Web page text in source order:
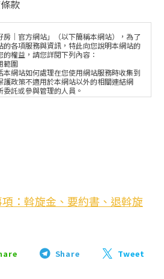
款
房｜官方網站」（以下簡稱本網站），為了
的各項服務與資訊，特此向您說明本網站的
權益，請您詳閱下列內容：
範圍
本網站如何處理在您使用網站服務時收集到
護政策不適用於本網站以外的相關連結網
託或參與管理的人員。
及利用方式
站所提供之功能服務時，我們將視該服
面同意，本網站不會將個人資料用於其他
行記錄相關行徑，包括您使用連線設備
瀏覽器、瀏覽及點選資料記錄等，做為我
說明文字呈現，除供內部研究外，我們會視
字，但不涉及特定個人之資料。
防毒系統等相關的各項資訊安全設備及
務者，將會受到相關的法律處分。
他單位提供服務時，本網站亦會嚴格要
：斡旋金、要約書、退斡旋
Share Tweet